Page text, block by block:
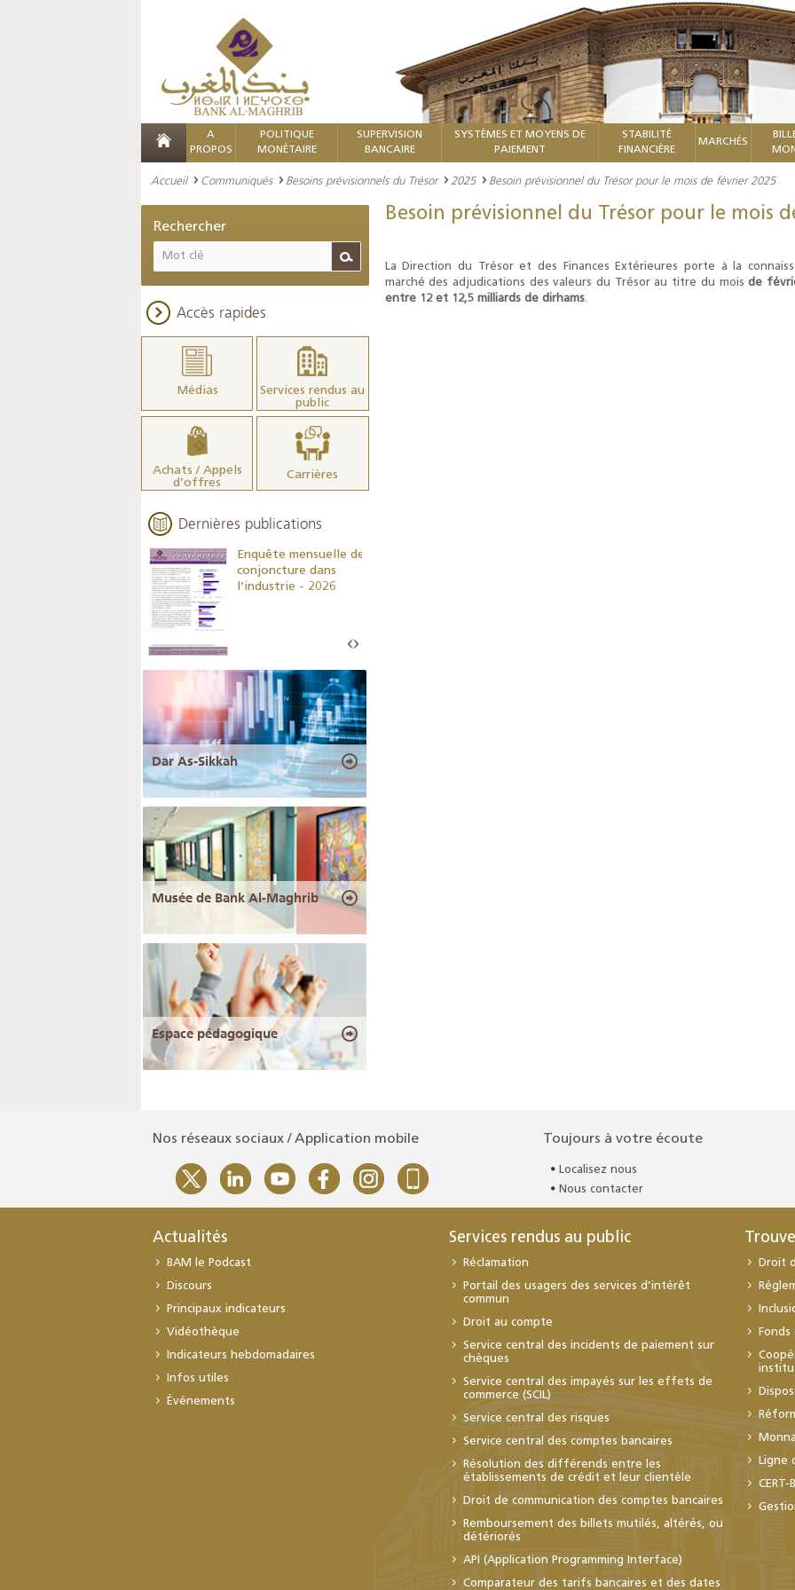
A
PROPOS
POLITIQUE
MONÉTAIRE
SUPERVISION
BANCAIRE
SYSTÈMES ET MOYENS DE
PAIEMENT
STABILITÉ
FINANCIÈRE
MARCHÉS
Accueil Communiqués Besoins prévisionnels du Trésor 2025 Besoin prévisionnel du Trésor pour le mois de février 2025
Besoin prévisionnel du Trésor pour le mois
La Direction du Trésor et des Finances Extérieures porte à la
marché des adjudications des valeurs du Trésor au titre du moisde
entre 12 et 12,5 milliards de dirhams.
Rechercher
Accès rapides
Médias
Services rendus au
public
Achats / Appels
d’offres
Carrières
Dernières publications
Enquête mensuelle de
conjoncture dans
l’industrie - 2026
Dar As-Sikkah
Musée de Bank Al-Maghrib
Espace pédagogique
Nos réseaux sociaux / Application mobile Toujours à votre écoute
Localisez nous
Nous contacter
Actualités
BAM le Podcast
Discours
Principaux indicateurs
Vidéothèque
Indicateurs hebdomadaires
Infos utiles
Événements
Services rendus au public
Réclamation
Portail des usagers des services d’intérêt
commun
Droit au compte
Service central des incidents de paiement sur
chèques
Service central des impayés sur les effets de
commerce (SCIL)
Service central des risques
Service central des comptes bancaires
Résolution des différends entre les
établissements de crédit et leur clientèle
Droit de communication des comptes bancaires
Remboursement des billets mutilés, altérés, ou
détériorés
API (Application Programming Interface)
Comparateur des tarifs bancaires et des dates
Droit
Ligne
CERT-